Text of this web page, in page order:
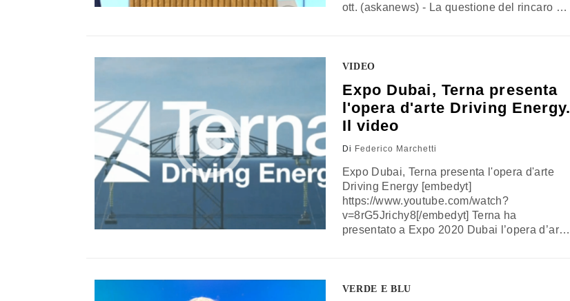
ott. (askanews) - La questione del rincaro dei
Tallinn, durante la conferenza stampa per
ripresa e resilienza) dell'Estonia. "È molto
importante…
VIDEO
Expo Dubai, Terna presenta
l'opera d'arte Driving Energy.
Il video
Di Federico Marchetti
Expo Dubai, Terna presenta l'opera d'arte
Driving Energy [embedyt]
https://www.youtube.com/watch?
v=8rG5Jrichy8[/embedyt] Terna ha
presentato a Expo 2020 Dubai l’opera d’arte
sostenibili ed elementi della rete elettrica
VERDE E BLU